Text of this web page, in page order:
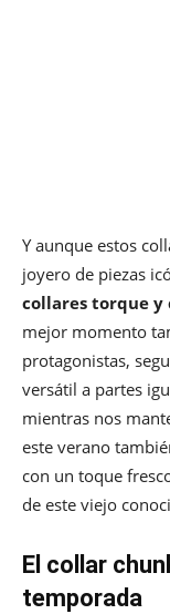
Y aunque estos
joyero de piezas
collares torque y
mejor momento
protagonistas,
versátil a partes
mientras nos
este verano
con un toque
de este viejo
El collar
temporada